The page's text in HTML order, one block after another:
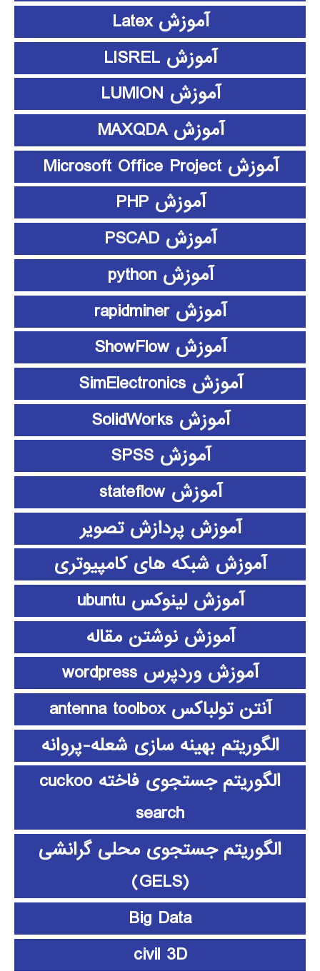
آموزش Latex
آموزش LISREL
آموزش LUMION
آموزش MAXQDA
آموزش Microsoft Office Project
آموزش PHP
آموزش PSCAD
آموزش python
آموزش rapidminer
آموزش ShowFlow
آموزش SimElectronics
آموزش SolidWorks
آموزش SPSS
آموزش stateflow
آموزش پردازش تصویر
آموزش شبکه های کامپیوتری
آموزش لینوکس ubuntu
آموزش نوشتن مقاله
آموزش وردپرس wordpress
آنتن تولباکس antenna toolbox
الگوریتم بهینه سازی شعله-پروانه
الگوریتم جستجوی فاخته cuckoo
search
الگوریتم جستجوی محلی گرانشی
(GELS)
Big Data
civil 3D